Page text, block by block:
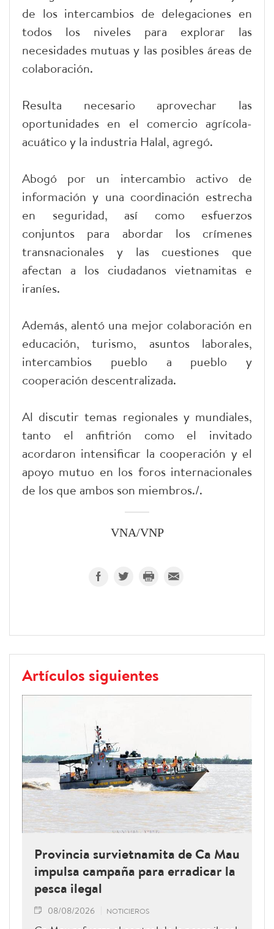
de los intercambios de delegaciones en
todos los niveles para explorar las
necesidades mutuas y las posibles áreas de
colaboración.
Resulta necesario aprovechar las
oportunidades en el comercio agrícola-
acuático y la industria Halal, agregó.
Abogó por un intercambio activo de
información y una coordinación estrecha
en seguridad, así como esfuerzos
conjuntos para abordar los crímenes
transnacionales y las cuestiones que
afectan a los ciudadanos vietnamitas e
iraníes.
Además, alentó una mejor colaboración en
educación, turismo, asuntos laborales,
intercambios pueblo a pueblo y
cooperación descentralizada.
Al discutir temas regionales y mundiales,
tanto el anfitrión como el invitado
acordaron intensificar la cooperación y el
apoyo mutuo en los foros internacionales
de los que ambos son miembros./.
VNA/VNP
Artículos siguientes
Provincia survietnamita de Ca Mau
impulsa campaña para erradicar la
pesca ilegal
08/08/2026 NOTICIEROS